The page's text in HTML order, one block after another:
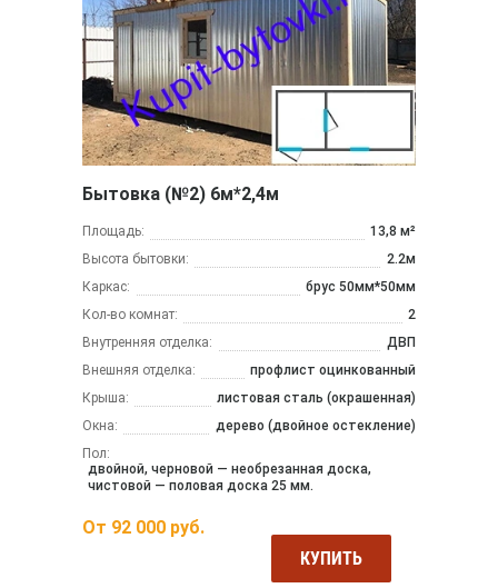
Бытовка (№2) 6м*2,4м
Площадь:
13,8 м²
Высота бытовки:
2.2м
Каркас:
брус 50мм*50мм
Кол-во комнат:
2
Внутренняя отделка:
ДВП
Внешняя отделка:
профлист оцинкованный
Крыша:
листовая сталь (окрашенная)
Окна:
дерево (двойное остекление)
Пол:
двойной, черновой — необрезанная доска,
чистовой — половая доска 25 мм.
От 92 000 руб.
КУПИТЬ